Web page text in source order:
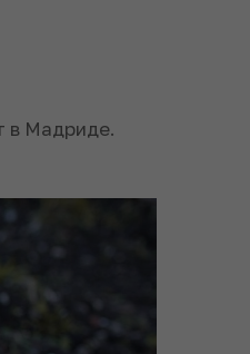
в Мадриде.